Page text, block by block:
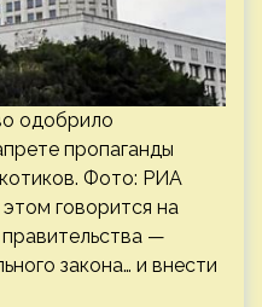
одобрило
пропаганды
Фото: РИА
говорится на
—
закона… и внести